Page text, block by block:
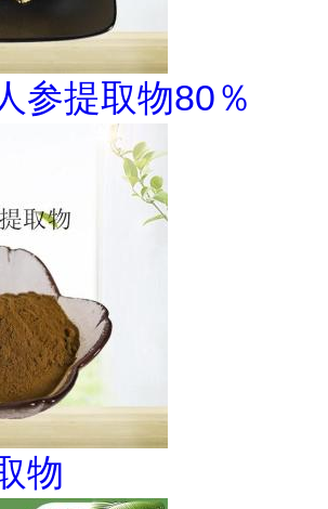
参提取物80％
物